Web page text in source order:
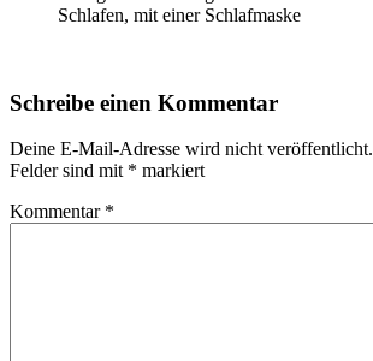
Schlafen, mit einer Schlafmaske
Schreibe einen Kommentar
Deine E-Mail-Adresse wird nicht veröffentlicht.
Felder sind mit * markiert
Kommentar *